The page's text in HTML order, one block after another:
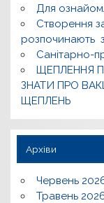
Для
Створення
розпочинають
Санітарно-
ЩЕПЛЕННЯ
ЗНАТИ ПРО
ЩЕПЛЕНЬ
Архіви
Червень
Травень